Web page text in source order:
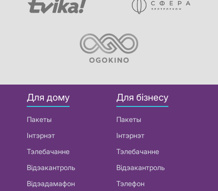
Для дому
Пакеты
Інтэрнэт
Тэлебачанне
Відэакантроль
Відэадамафон
Для бізнесу
Пакеты
Інтэрнэт
Тэлебачанне
Відэакантроль
Тэлефон